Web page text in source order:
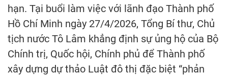
hạn. Tại buổi làm việc với lãnh đạo Thành phố
Hồ Chí Minh ngày 27/4/2026, Tổng Bí thư, Chủ
tịch nước Tô Lâm khẳng định sự ủng hộ của Bộ
Chính trị, Quốc hội, Chính phủ để Thành phố
xây dựng dự thảo Luật đô thị đặc biệt “phản